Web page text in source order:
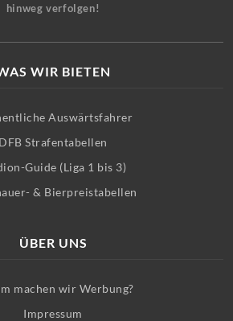
hinweg verfolgen!
WIR BIETEN
Auswärtsfahrer
DFB Strafentabellen
Guide (Liga 1 bis 3)
& Bierpreistabellen
ÜBER UNS
machen wir Werbung?
Impressum